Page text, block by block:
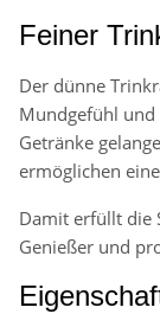
Feiner
Der dünne
Mundgefühl und
Getränke
ermöglichen
Damit erfüllt die
Genießer und